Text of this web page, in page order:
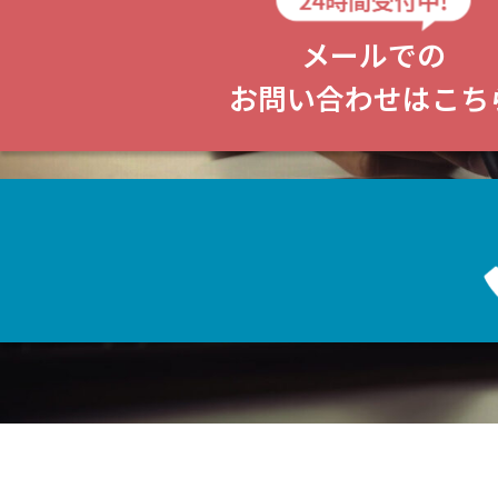
メールでの
お問い合わせはこち